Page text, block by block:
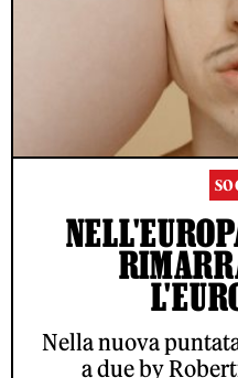
Nella nuova
a due by